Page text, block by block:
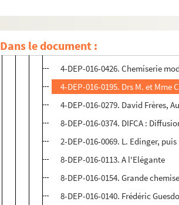
Dans le document :8-DEP-016-0350. Boutique
4-DEP-016-0426. Chemiserie
4-DEP-016-0195. Drs M. et Mme
4-DEP-016-0279. David Frères,
8-DEP-016-0374. DIFCA :
2-DEP-016-0069. L. Edinger,
8-DEP-016-0113. A l'Elégante
8-DEP-016-0154. Grande
8-DEP-016-0140. Frédéric